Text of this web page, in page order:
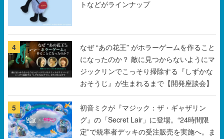
なぜ “あの花王” がホラーゲームを作ること
ジックリンでこっそり掃除する『しずかな
おそうじ』が生まれるまで【開発座談会】
5
初音ミクが『マジック：ザ・ギャザリン
グ』の「Secret Lair」に登場。“24時間限
定”で統率者デッキの受注販売を実施へ。ま
た、カードのイラストも公開。初音ミクの
オリジナルデザイナーKEI氏をはじめ、さ
いとうなおき氏、八三氏も参加
すべて見る